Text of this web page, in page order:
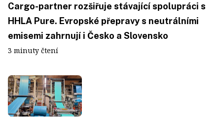
Cargo-partner rozšiřuje stávající spolupráci s
HHLA Pure. Evropské přepravy s neutrálními
emisemi zahrnují i Česko a Slovensko
3 minuty čtení